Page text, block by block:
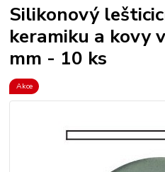
Silikonový
keramiku a kovy
mm - 10 ks
Akce